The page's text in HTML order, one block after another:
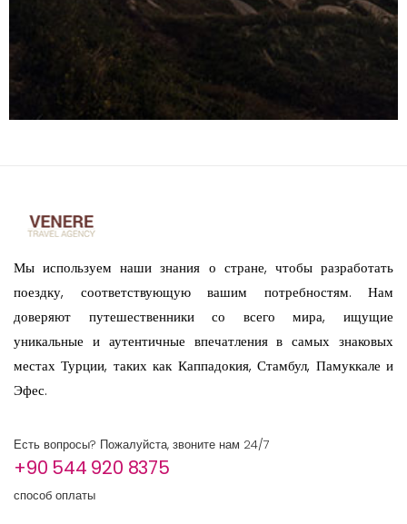
Мы используем наши знания о стране, чтобы разработать
поездку, соответствующую вашим потребностям. Нам
доверяют путешественники со всего мира, ищущие
уникальные и аутентичные впечатления в самых знаковых
местах Турции, таких как Каппадокия, Стамбул, Памуккале и
Эфес.
Есть вопросы? Пожалуйста, звоните нам 24/7
+90 544 920 8375
способ оплаты